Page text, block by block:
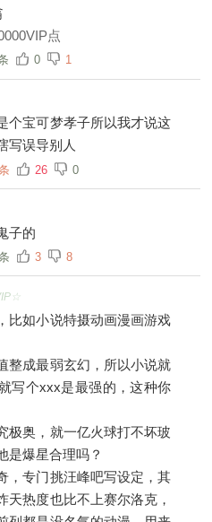
点
0 1
宝可梦孝子所以我才说这
写误导别人
26 0
子的
3 8
如小说特摄动画漫画游戏
成最弱玄幻，所以小说就
写个xxx是最强的，这种你
奥，就一亿火球打不坏玻
是爆星合理吗？
专门挑汪峰吧写设定，其
天热度也比不上赛尔洛克，